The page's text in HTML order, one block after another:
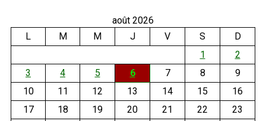
août 2026
L
M M J V S
D
1
2
3
4 5 6 7 8
9
10
11 12 13 14 15
16
17
18 19 20 21 22
23